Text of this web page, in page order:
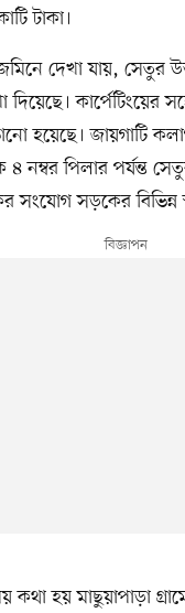
টাকা।
দেখা যায়, সেতুর
কার্পেটিংয়ের
হয়েছে। জায়গাটি
নম্বর পিলার পর্যন্ত
সংযোগ সড়কের বিভিন্ন
হয় মাছুয়াপাড়া